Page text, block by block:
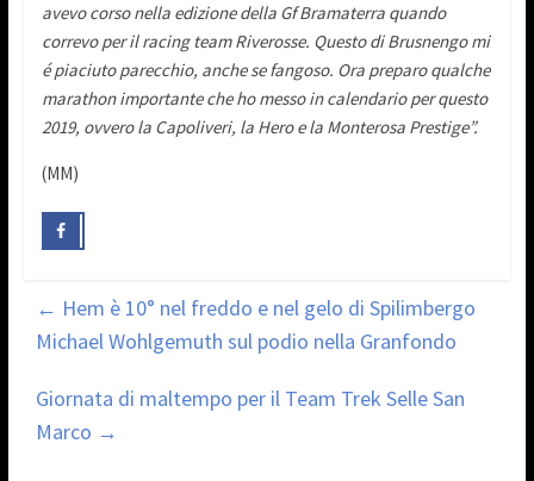
avevo corso nella edizione della Gf Bramaterra quando
correvo per il racing team Riverosse. Questo di Brusnengo mi
é piaciuto parecchio, anche se fangoso. Ora preparo qualche
marathon importante che ho messo in calendario per questo
2019, ovvero la Capoliveri, la Hero e la Monterosa Prestige”.
(MM)
← Hem è 10° nel freddo e nel gelo di Spilimbergo
Michael Wohlgemuth sul podio nella Granfondo
Giornata di maltempo per il Team Trek Selle San
Marco →